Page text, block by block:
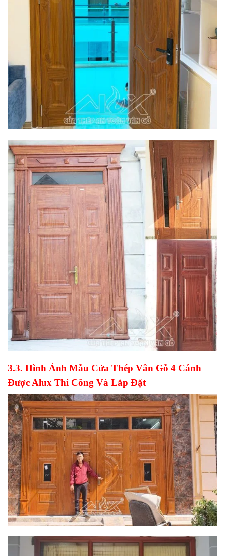
3.3. Hình Ảnh Mẫu Cửa Thép Vân Gỗ 4 Cánh
Được Alux Thi Công Và Lắp Đặt